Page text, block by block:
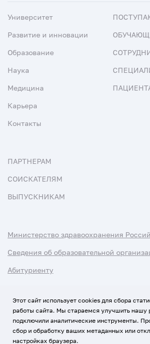
Университет
Развитие и инновации
Образование
Наука
Медицина
Карьера
Контакты
ПАРТНЕРАМ
СОИСКАТЕЛЯМ
ВЫПУСКНИКАМ
Министерство здравоохранения
Сведения об образовательной
Абитуриенту
Политика обработки персональных данных
Этот сайт использует cookies для сбора
работы сайта. Мы стараемся улучшить нашу
подключили аналитические инструменты.
сбор и обработку ваших метаданных или
настройках браузера.